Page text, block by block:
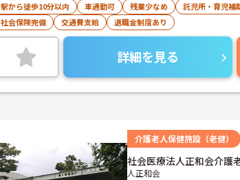
駅から徒歩10分以内 車通勤可 残業少なめ 託児所・育児補
社会保険完備
交通費支給 退職金制度あり
詳細を見る
介護老人保健施設（老健）
社会医療法人正和会介
人正和会